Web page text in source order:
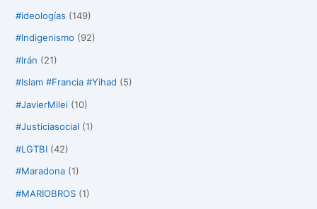
#ideologías (149)
#Indigenismo (92)
#Irán (21)
#Islam #Francia #Yihad (5)
#JavierMilei (10)
#Justiciasocial (1)
#LGTBI (42)
#Maradona (1)
#MARIOBROS (1)